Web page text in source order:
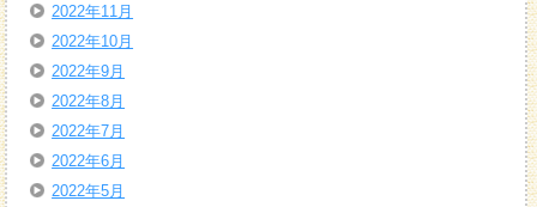
2022年11月
2022年10月
2022年9月
2022年8月
2022年7月
2022年6月
2022年5月